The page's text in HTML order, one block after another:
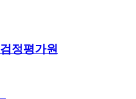
정평가원